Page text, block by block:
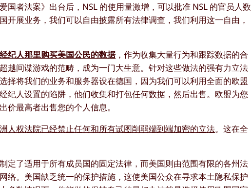
者法案》出台后，NSL 的使用量激增，可以批准 NSL 的官员人数
展业务，我们可以自由披露所有法律调查，我们利用这一自由，
纪人那里购买美国公民的数据，作为收集大量行为和跟踪数据的合
越间谍游戏的范畴，成为一门大生意。针对这些做法的强有力立法
将我们的业务和服务器设在德国，因为我们可以利用全面的欧盟
纪人设置的陷阱，他们收集和打包任何数据，然后出售。欧盟为您
最高者出售您的个人信息。
人权法院已经禁止任何和所有试图削弱端到端加密的立法。这在全
定了适用于所有成员国的固定法律，而美国则由范围有限的各州法
。美国缺乏统一的保护措施，这使美国公众在寻求本土隐私保护